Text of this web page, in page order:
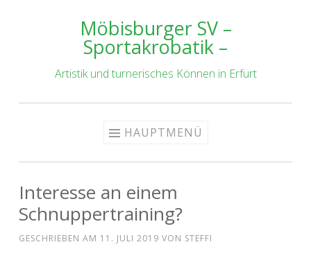
Möbisburger SV –
Sportakrobatik –
Artistik und turnerisches Können in Erfurt
HAUPTMENÜ
Interesse an einem
Schnuppertraining?
GESCHRIEBEN AM 11. JULI 2019 VON STEFFI